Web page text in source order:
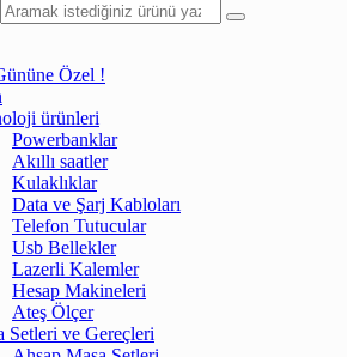
Özel !
ürünleri
Powerbanklar
Akıllı saatler
Kulaklıklar
Data ve Şarj Kabloları
Telefon Tutucular
Usb Bellekler
Lazerli Kalemler
Hesap Makineleri
Ateş Ölçer
Setleri ve Gereçleri